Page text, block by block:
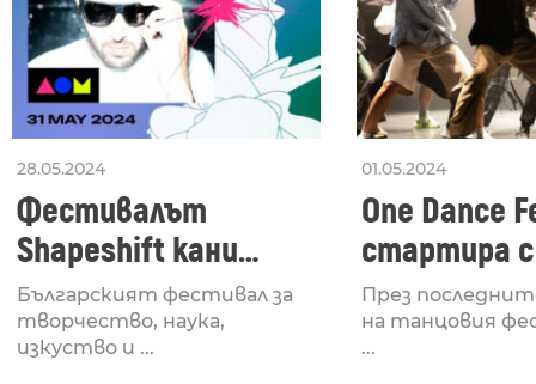
28.05.2024
Фестивалът
Shapeshift кани
Fabrizio Mammarella
за откриването си
Българският фестивал за
творчество, наука,
изкуство и ...
01.05.2024
One Dance
стартира
Lucid,
рейв
През
на танцовия
...